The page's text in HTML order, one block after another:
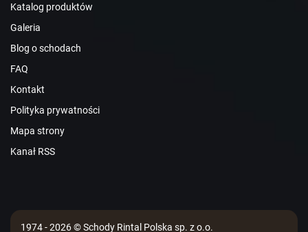
Katalog produktów
Galeria
Blog o schodach
FAQ
Kontakt
Polityka prywatności
Mapa strony
Kanał RSS
1974 - 2026 © Schody Rintal Polska sp. z o.o.